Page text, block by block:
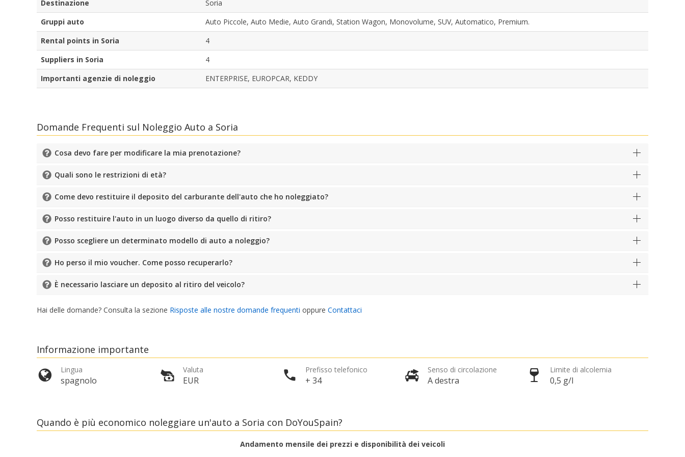
Destinazione
Soria
Gruppi auto
Auto Piccole, Auto Medie, Auto Grandi, Station Wagon, Monovolume, SUV, Automatico, Premium.
Rental points in Soria
4
Suppliers in Soria
4
Importanti agenzie di noleggio
ENTERPRISE, EUROPCAR, KEDDY
Domande Frequenti sul Noleggio Auto a Soria
Cosa devo fare per modificare la mia prenotazione?
Quali sono le restrizioni di età?
Come devo restituire il deposito del carburante dell'auto che ho noleggiato?
Posso restituire l'auto in un luogo diverso da quello di ritiro?
Posso scegliere un determinato modello di auto a noleggio?
Ho perso il mio voucher. Come posso recuperarlo?
È necessario lasciare un deposito al ritiro del veicolo?
Hai delle domande? Consulta la sezione Risposte alle nostre domande frequenti oppure Contattaci
Informazione importante
Lingua
spagnolo
Valuta
EUR
Prefisso telefonico
+ 34
Senso di circolazione
A destra
Limite di alcolemia
0,5 g/l
Quando è più economico noleggiare un'auto a Soria con DoYouSpain?
Andamento mensile dei prezzi e disponibilità dei veicoli